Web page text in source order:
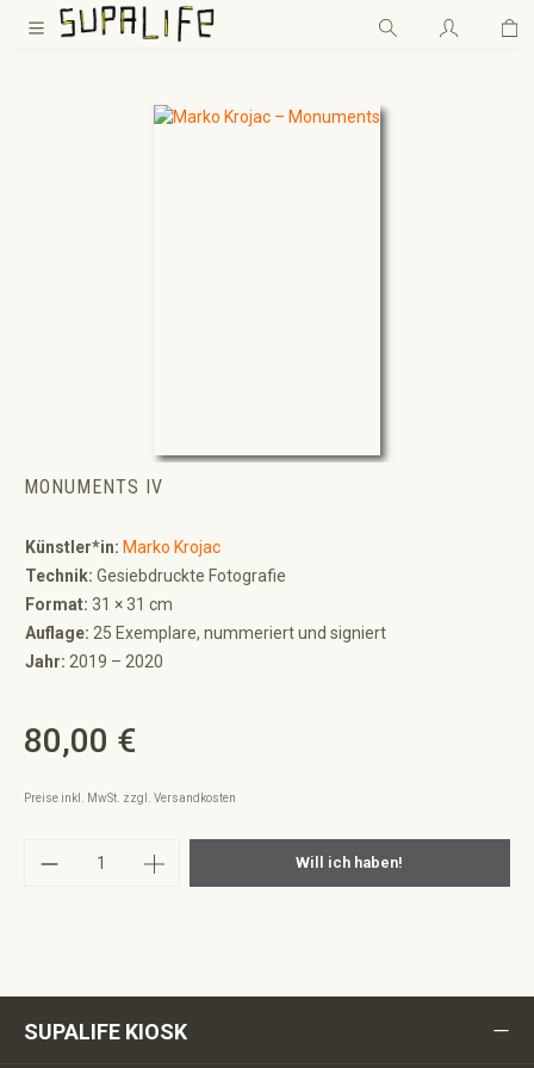
Zum Hauptinhalt springen
MONUMENTS IV
Künstler*in: Marko Krojac
Technik: Gesiebdruckte Fotografie
Format: 31 × 31 cm
Auflage: 25 Exemplare, nummeriert und signiert
Jahr: 2019 – 2020
Regulärer Preis:
80,00 €
Preise inkl. MwSt. zzgl. Versandkosten
Produkt Anzahl: Gib den gewünschten
Will ich haben!
SUPALIFE KIOSK